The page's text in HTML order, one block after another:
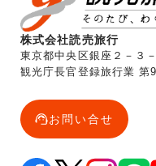
株式会社読売旅行
東京都中央区銀座２－３
観光庁長官登録旅行業 第
お問い合せ